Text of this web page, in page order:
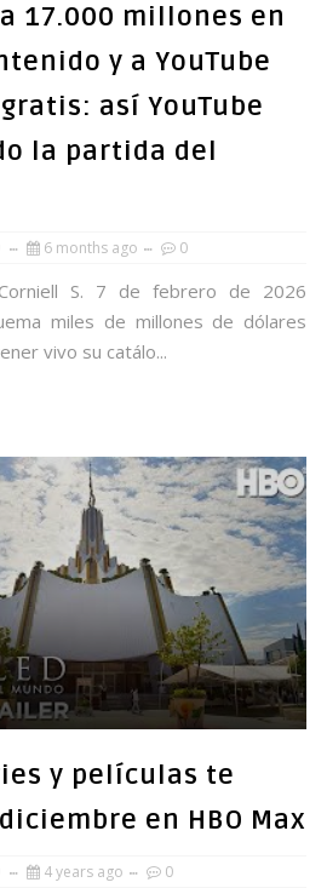
17.000 millones en
y a YouTube
así YouTube
la partida del
6 months ago 0
S. 7 de febrero de 2026
miles de millones de dólares
vivo su catálo...
y películas te
en HBO Max
4 years ago 0